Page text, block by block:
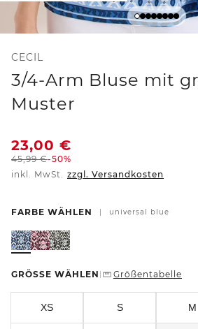
CECIL
3/4-Arm Bluse mit
Muster
23,00 €
45,99€-50%
inkl. MwSt. zzgl. Versandkosten
FARBE WÄHLEN universal blue
GRÖSSE WÄHLEN Größentabelle
XS S M